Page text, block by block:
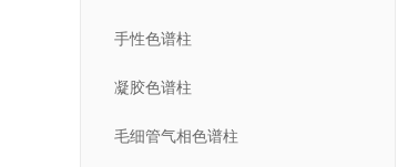
手性色谱柱
凝胶色谱柱
毛细管气相色谱柱